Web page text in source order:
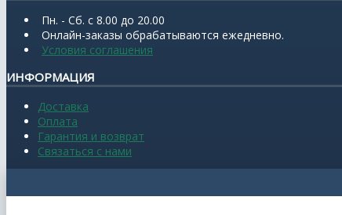
Пн. - Сб. с 8.00 до 20.00
Онлайн-заказы обрабатываются ежедневно.
Условия соглашения
ИНФОРМАЦИЯ
Доставка
Оплата
Гарантия и возврат
Связаться с нами